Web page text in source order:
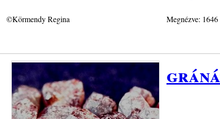
©Körmendy Regina Megnézve: